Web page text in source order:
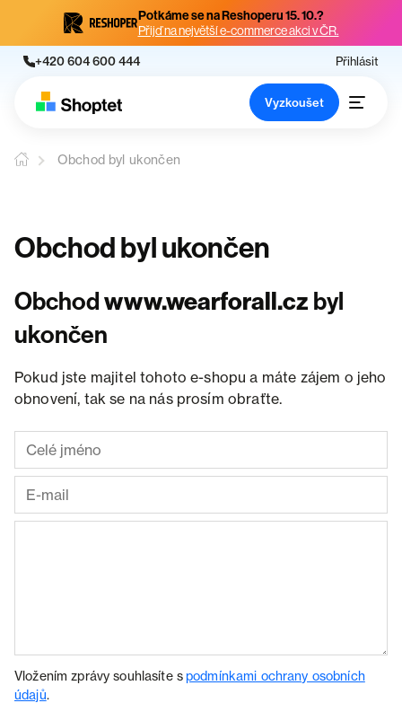
Potkáme se na Reshoperu 15. 10.?
Přijď na největší e-commerce akci v ČR.
+420 604 600 444 Přihlásit
Vyzkoušet
Obchod byl ukončen
Obchod byl ukončen
Obchodwww.wearforall.cz byl
ukončen
Pokud jste majitel tohoto e-shopu a máte zájem o jeho
obnovení, tak se na nás prosím obraťte.
Vložením zprávy souhlasíte spodmínkami ochrany osobních
údajů.